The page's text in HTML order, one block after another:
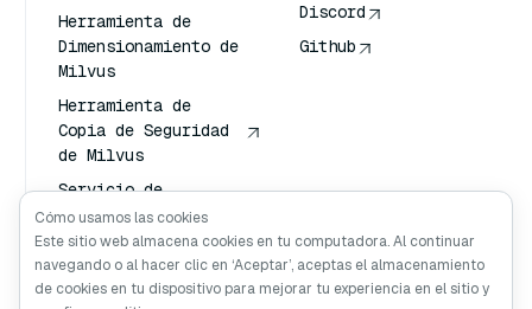
Herramienta de
Dimensionamiento de
Milvus
Herramienta de
Copia de Seguridad
de Milvus
Servicio de
Transporte de
Vectores (VTS)
Buscador profundo
Discord
Github
Cómo usamos las cookies
Este sitio web almacena cookies en tu computadora. Al continuar
navegando o al hacer clic en ‘Aceptar’, aceptas el almacenamiento
de cookies en tu dispositivo para mejorar tu experiencia en el sitio y